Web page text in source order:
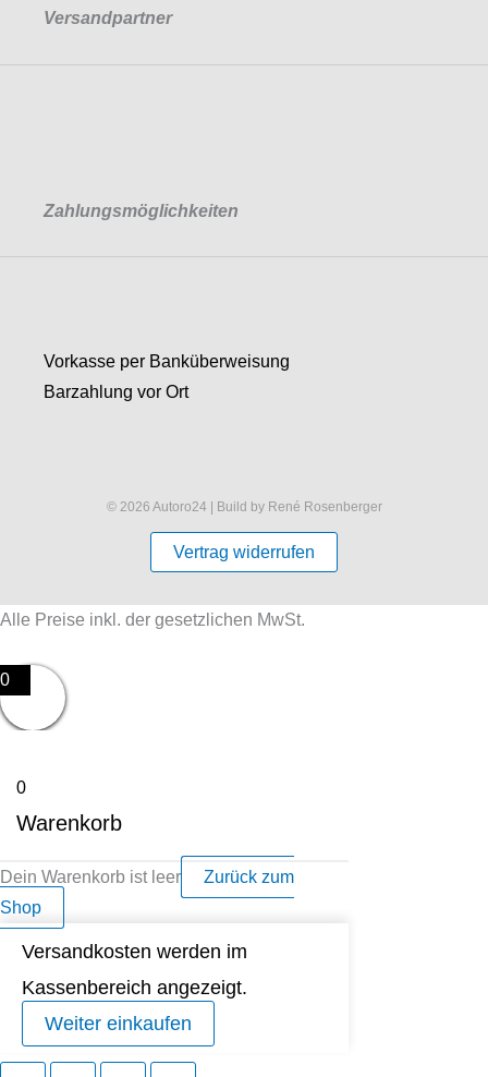
Versandpartner
Zahlungsmöglichkeiten
Vorkasse per Banküberweisung
Barzahlung vor Ort
© 2026 Autoro24 | Build by René Rosenberger
Vertrag widerrufen
Alle Preise inkl. der gesetzlichen MwSt.
0
0
Warenkorb
Dein Warenkorb ist leer
Zurück zum
Shop
Versandkosten werden im
Kassenbereich angezeigt.
Weiter einkaufen